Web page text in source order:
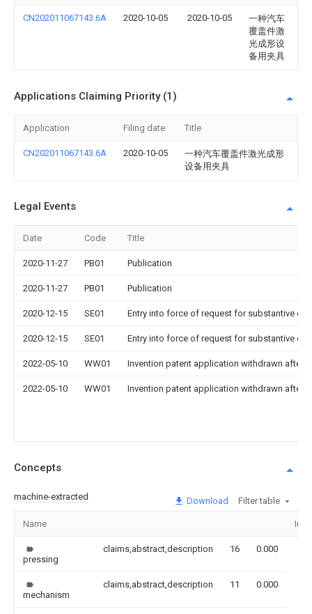
CN202011067143.6A 2020-10-05 2020-10-05
一种汽车
覆盖件激
光成形设
备用夹具
Applications Claiming Priority (1)
Application Filing date Title
CN202011067143.6A 2020-10-05
一种汽车覆盖件激光成形
设备用夹具
Legal Events
Date Code Title
2020-11-27 PB01 Publication
2020-11-27 PB01 Publication
2020-12-15 SE01 Entry into force of request for substantive
2020-12-15 SE01 Entry into force of request for substantive
2022-05-10 WW01 Invention patent application withdrawn after
2022-05-10 WW01 Invention patent application withdrawn after
Concepts
machine-extracted Download Filter table
Name
pressing
claims,abstract,description 16 0.000
mechanism
claims,abstract,description 11 0.000